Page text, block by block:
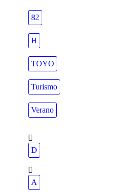
82
H
TOYO
Turismo
Verano
D
A